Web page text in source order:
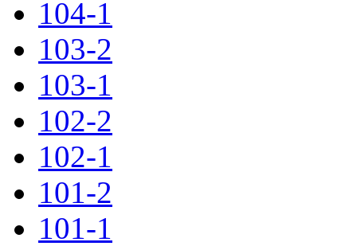
104-1
103-2
103-1
102-2
102-1
101-2
101-1